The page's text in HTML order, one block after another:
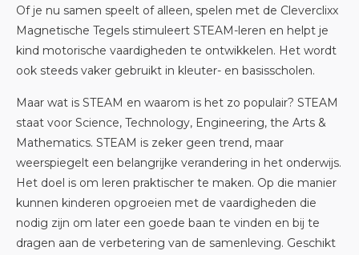
Of je nu samen speelt of alleen, spelen met de Cleverclixx
Magnetische Tegels stimuleert STEAM-leren en helpt je
kind motorische vaardigheden te ontwikkelen. Het wordt
ook steeds vaker gebruikt in kleuter- en basisscholen.
Maar wat is STEAM en waarom is het zo populair? STEAM
staat voor Science, Technology, Engineering, the Arts &
Mathematics. STEAM is zeker geen trend, maar
weerspiegelt een belangrijke verandering in het onderwijs.
Het doel is om leren praktischer te maken. Op die manier
kunnen kinderen opgroeien met de vaardigheden die
nodig zijn om later een goede baan te vinden en bij te
dragen aan de verbetering van de samenleving. Geschikt